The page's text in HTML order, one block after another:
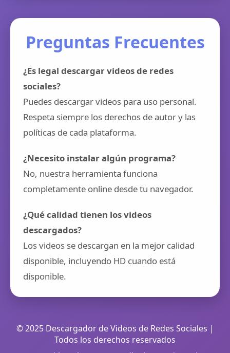
Preguntas Frecuentes
¿Es legal descargar videos de redes
sociales?
Puedes descargar videos para uso personal.
Respeta siempre los derechos de autor y las
políticas de cada plataforma.
¿Necesito instalar algún programa?
No, nuestra herramienta funciona
completamente online desde tu navegador.
¿Qué calidad tienen los videos
descargados?
Los videos se descargan en la mejor calidad
disponible, incluyendo HD cuando está
disponible.
© 2025 Descargador de Videos de Redes Sociales |
Todos los derechos reservados